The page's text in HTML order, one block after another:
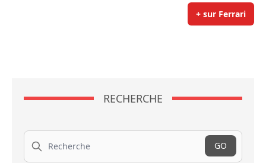
+ sur Ferrari
RECHERCHE
Recherche
GO